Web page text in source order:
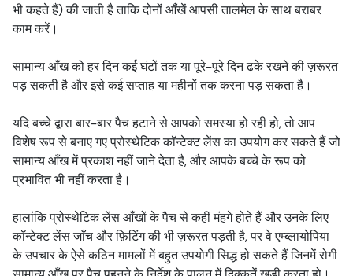
भी कहते हैं) की जाती है ताकि दोनों आँखें आपसी तालमेल के साथ बराबर
काम करें।
सामान्य आँख को हर दिन कई घंटों तक या पूरे-पूरे दिन ढके रखने की ज़रूरत
पड़ सकती है और इसे कई सप्ताह या महीनों तक करना पड़ सकता है।
यदि बच्चे द्वारा बार-बार पैच हटाने से आपको समस्या हो रही हो, तो आप
विशेष रूप से बनाए गए प्रोस्थेटिक कॉन्टेक्ट लेंस का उपयोग कर सकते हैं जो
सामान्य आँख में प्रकाश नहीं जाने देता है, और आपके बच्चे के रूप को
प्रभावित भी नहीं करता है।
हालांकि प्रोस्थेटिक लेंस आँखों के पैच से कहीं मंहगे होते हैं और उनके लिए
कॉन्टेक्ट लेंस जाँच और फ़िटिंग की भी ज़रूरत पड़ती है, पर वे एम्ब्लायोपिया
के उपचार के ऐसे कठिन मामलों में बहुत उपयोगी सिद्ध हो सकते हैं जिनमें रोगी